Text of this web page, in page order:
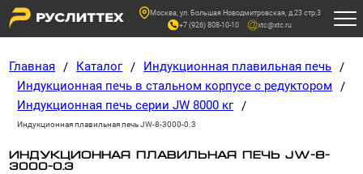
Москва, ул. Большая Новодмитровская, д.23 стр.3
xtc@xtc.ru
+7 (926) 808-10-10
Главная / Каталог / Индукционная плавильная печь /
Индукционная печь в стальном корпусе с редуктором
/
Индукционная печь серии JW 8000 кг /
Индукционная плавильная печь JW-8-3000-0.3
ИНДУКЦИОННАЯ ПЛАВИЛЬНАЯ ПЕЧЬ JW-8-
3000-0.3